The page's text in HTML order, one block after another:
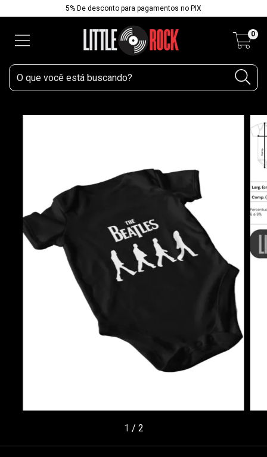
5% De desconto para pagamentos no PIX
0
1 / 2